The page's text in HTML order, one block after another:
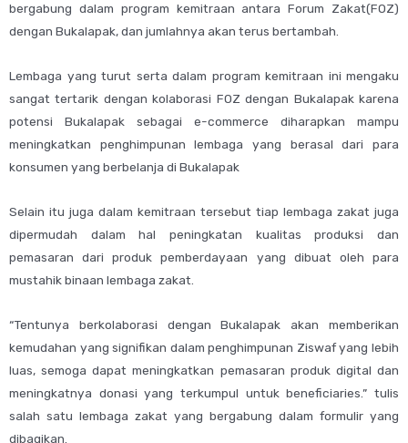
bergabung dalam program kemitraan antara Forum Zakat(FOZ)
dengan Bukalapak, dan jumlahnya akan terus bertambah.
Lembaga yang turut serta dalam program kemitraan ini mengaku
sangat tertarik dengan kolaborasi FOZ dengan Bukalapak karena
potensi Bukalapak sebagai e-commerce diharapkan mampu
meningkatkan penghimpunan lembaga yang berasal dari para
konsumen yang berbelanja di Bukalapak
Selain itu juga dalam kemitraan tersebut tiap lembaga zakat juga
dipermudah dalam hal peningkatan kualitas produksi dan
pemasaran dari produk pemberdayaan yang dibuat oleh para
mustahik binaan lembaga zakat.
“Tentunya berkolaborasi dengan Bukalapak akan memberikan
kemudahan yang signifikan dalam penghimpunan Ziswaf yang lebih
luas, semoga dapat meningkatkan pemasaran produk digital dan
meningkatnya donasi yang terkumpul untuk beneficiaries.” tulis
salah satu lembaga zakat yang bergabung dalam formulir yang
dibagikan.